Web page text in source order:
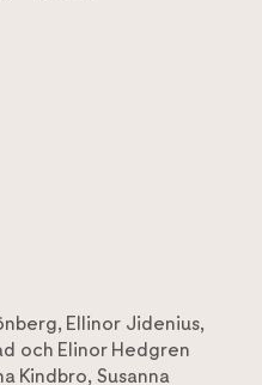
, Ellinor Jidenius,
och Elinor Hedgren
Kindbro, Susanna